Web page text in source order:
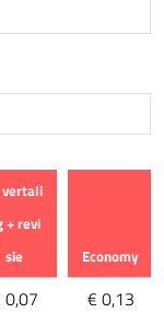
+ revi
sie
Economy
0,07
€ 0,13